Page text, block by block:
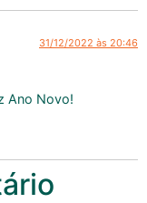
31/12/2022 às 20:46
Ano Novo!